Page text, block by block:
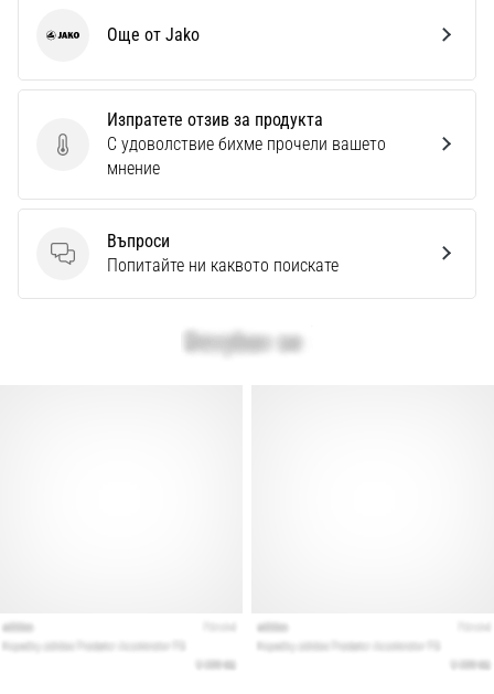
Изпратете отзив за продукта
Изпратете отзив за продукта
С удоволствие бихме прочели вашето
мнение
Въпроси
Въпроси
Попитайте ни каквото поискате
Jako Още от Jako